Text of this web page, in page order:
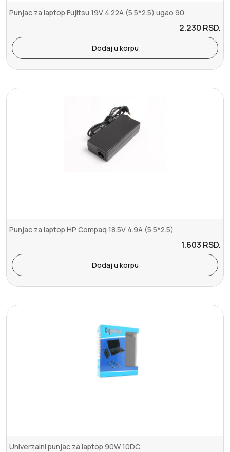
Punjac za laptop Fujitsu 19V 4.22A (5.5*2.5) ugao 90
2.230 RSD.
Dodaj u korpu
Punjac za laptop HP Compaq 18.5V 4.9A (5.5*2.5)
1.603 RSD.
Dodaj u korpu
Univerzalni punjac za laptop 90W 10DC